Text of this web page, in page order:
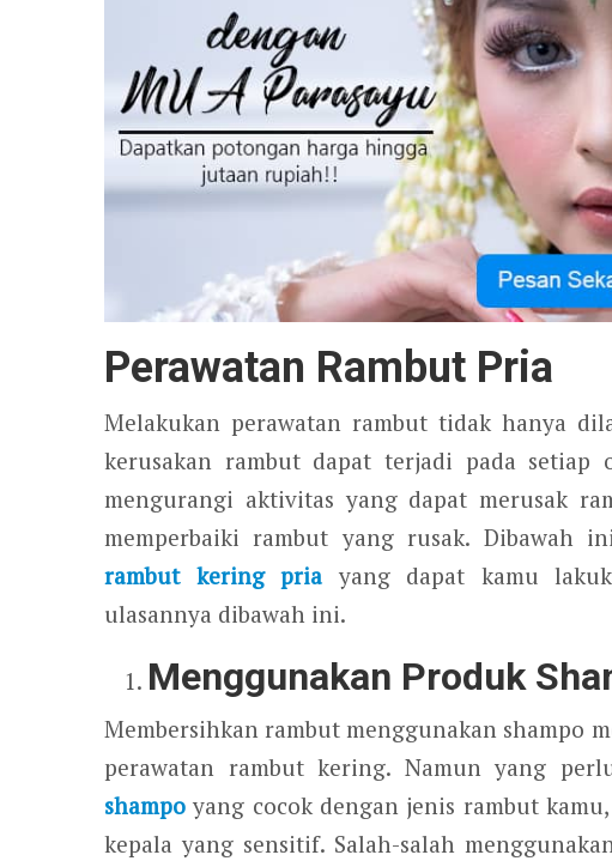
Perawatan Rambut Pria
Melakukan perawatan rambut tidak hanya
kerusakan rambut dapat terjadi pada setiap
mengurangi aktivitas yang dapat merusak
memperbaiki rambut yang rusak. Dibawah
rambut kering pria yang dapat kamu
ulasannya dibawah ini.
Menggunakan Produk
Membersihkan rambut menggunakan shampo
perawatan rambut kering. Namun yang
shampo yang cocok dengan jenis rambut
kepala yang sensitif. Salah-salah